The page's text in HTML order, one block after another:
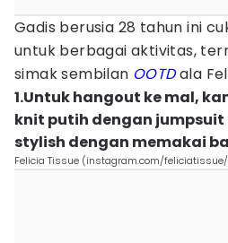
Gadis berusia 28 tahun ini
untuk berbagai aktivitas,
simak sembilan OOTDala
1.Untuk hangout ke mal,
knit putih dengan jumpsuit
stylish dengan memakai
Felicia Tissue (instagram.com/